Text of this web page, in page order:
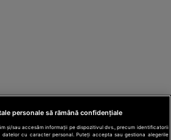
personale să rămână confidențiale
și/sau accesăm informații pe dispozitivul dvs., precum identificatorii
cu caracter personal. Puteți accepta sau gestiona alegerile